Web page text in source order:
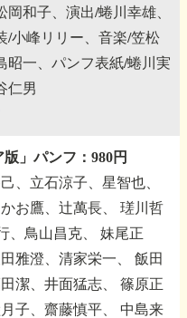
和子、演出/蜷川幸雄、
/小峰リリー、音楽/笠松
昭一、パンフ表紙/蜷川実
仁男
」パンフ：980円
、立石涼子、星智也、
お鷹、辻萬長、
瑳川哲
、鳥山昌克、
妹尾正
雅澄、清家栄一、
飯田
潔、井面猛志、
篠原正
子、齋藤慎平、
中島来